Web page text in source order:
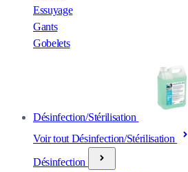
Essuyage
Gants
Gobelets
Désinfection/Stérilisation
Voir tout Désinfection/Stérilisation
Désinfection